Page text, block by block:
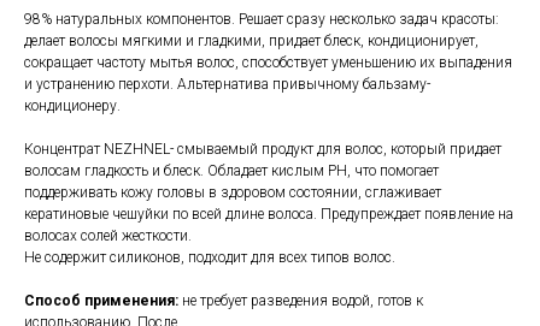
98% натуральных компонентов. Решает сразу несколько задач красоты:
делает волосы мягкими и гладкими, придает блеск, кондиционирует,
сокращает частоту мытья волос, способствует уменьшению их выпадения
и устранению перхоти. Альтернатива привычному бальзаму-
кондиционеру.
Концентрат NEZHNEL- смываемый продукт для волос, который придает
волосам гладкость и блеск. Обладает кислым РН, что помогает
поддерживать кожу головы в здоровом состоянии, сглаживает
кератиновые чешуйки по всей длине волоса. Предупреждает появление на
волосах солей жесткости.
Не содержит силиконов, подходит для всех типов волос.
Способ применения: не требует разведения водой, готов к